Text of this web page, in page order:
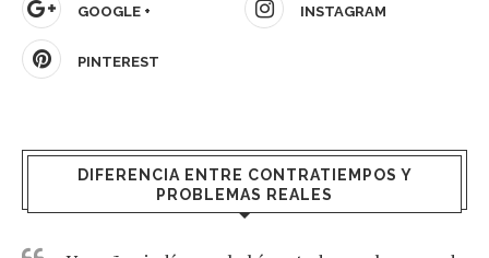
GOOGLE + INSTAGRAM
PINTEREST
DIFERENCIA ENTRE CONTRATIEMPOS Y
PROBLEMAS REALES